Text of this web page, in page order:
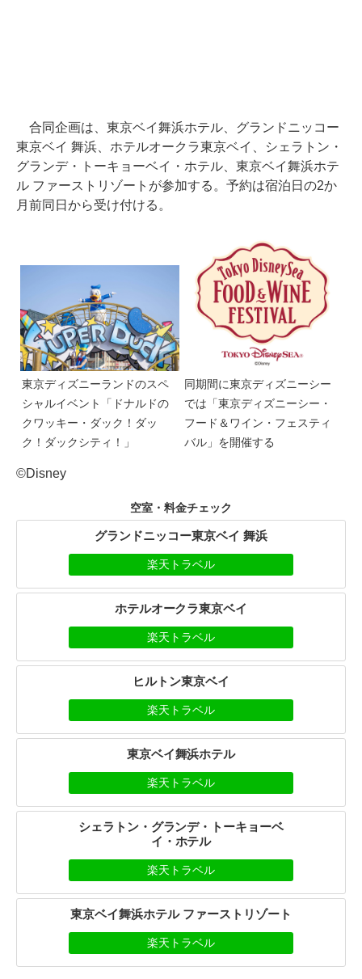
合同企画は、東京ベイ舞浜ホテル、グランドニッコー
東京ベイ 舞浜、ホテルオークラ東京ベイ、シェラトン・
グランデ・トーキョーベイ・ホテル、東京ベイ舞浜ホテ
ル ファーストリゾートが参加する。予約は宿泊日の2か
月前同日から受け付ける。
東京ディズニーランドのスペ
シャルイベント「ドナルドの
クワッキー・ダック！ダッ
ク！ダックシティ！」
同期間に東京ディズニーシー
では「東京ディズニーシー・
フード＆ワイン・フェスティ
バル」を開催する
©Disney
空室・料金チェック
グランドニッコー東京ベイ 舞浜
楽天トラベル
ホテルオークラ東京ベイ
楽天トラベル
ヒルトン東京ベイ
楽天トラベル
東京ベイ舞浜ホテル
楽天トラベル
シェラトン・グランデ・トーキョーベ
イ・ホテル
楽天トラベル
東京ベイ舞浜ホテル ファーストリゾート
楽天トラベル